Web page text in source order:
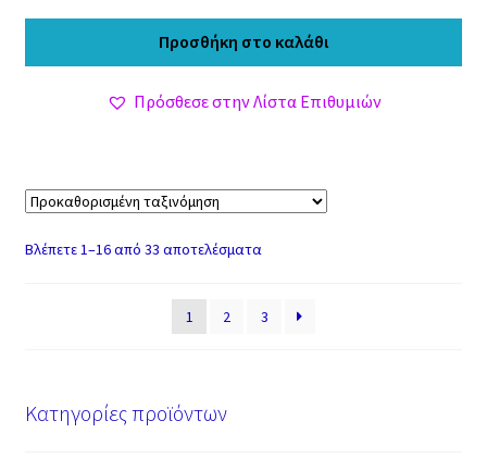
τιμή
Προσθήκη στο καλάθι
Πρόσθεσε στην Λίστα Επιθυμιών
Βλέπετε 1–16 από 33 αποτελέσματα
1 2 3
Κατηγορίες προϊόντων